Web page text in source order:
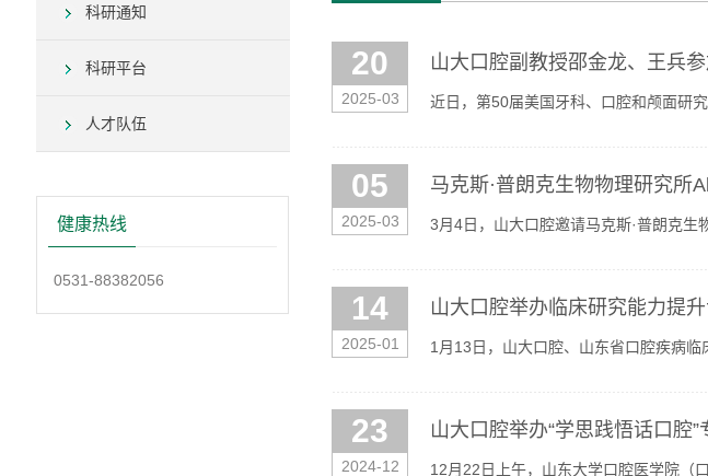
科研通知
科研平台
人才队伍
健康热线
0531-88382056
20
2025-03
山大口腔副教授邵金龙、王兵
近日，第50届美国牙科、口腔和颅面研
05
2025-03
马克斯·普朗克生物物理研究所
3月4日，山大口腔邀请马克斯·普朗克
14
2025-01
山大口腔举办临床研究能力提
1月13日，山大口腔、山东省口腔疾病
23
2024-12
山大口腔举办“学思践悟话口腔”
12月22日上午，山东大学口腔医学院（